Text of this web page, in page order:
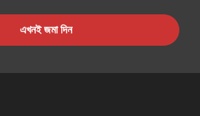
এখনই জমা দিন